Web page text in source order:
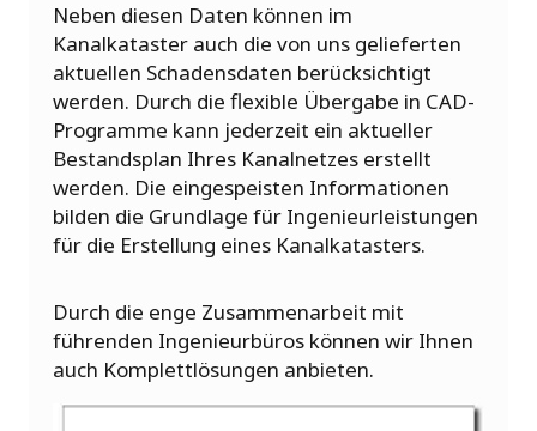
Neben diesen Daten können im
Kanalkataster auch die von uns gelieferten
aktuellen Schadensdaten berücksichtigt
werden. Durch die flexible Übergabe in CAD-
Programme kann jederzeit ein aktueller
Bestandsplan Ihres Kanalnetzes erstellt
werden. Die eingespeisten Informationen
bilden die Grundlage für Ingenieurleistungen
für die Erstellung eines Kanalkatasters.
Durch die enge Zusammenarbeit mit
führenden Ingenieurbüros können wir Ihnen
auch Komplettlösungen anbieten.